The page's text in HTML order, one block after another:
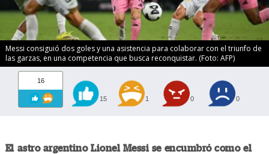
Messi consiguió dos goles y una asistencia para colaborar con el triunfo de
las garzas, en una competencia que busca reconquistar. (Foto: AFP)
16
15 1 0 0
El astro argentino Lionel Messi se encumbró como el